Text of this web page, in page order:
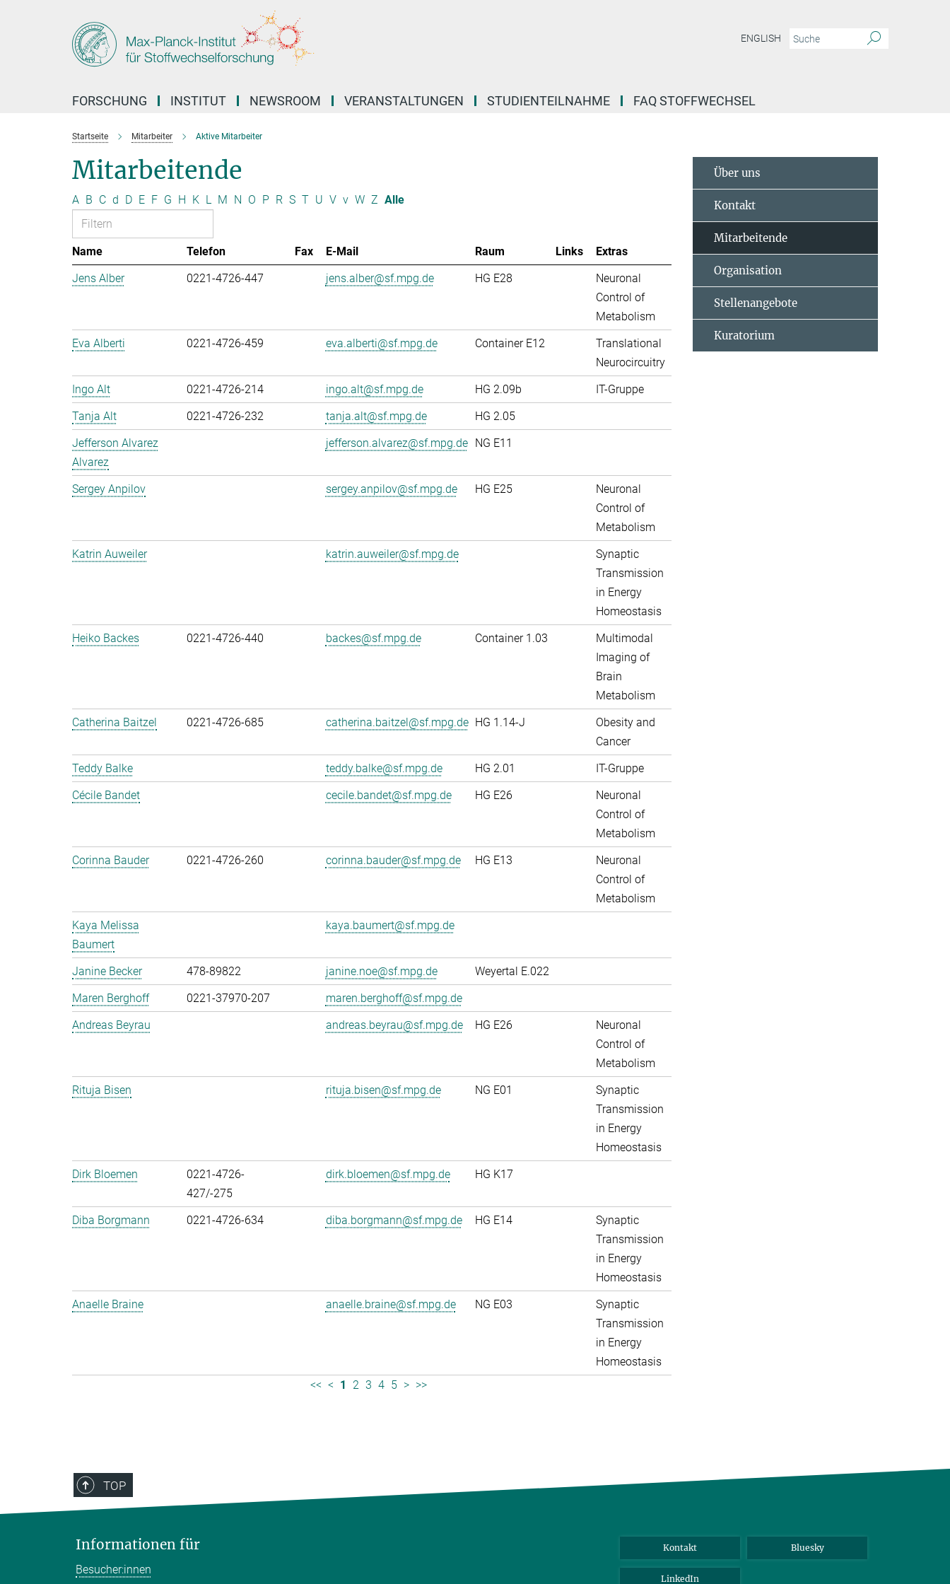
ENGLISH
FORSCHUNG INSTITUT NEWSROOM VERANSTALTUNGEN STUDIENTEILNAHME FAQ STOFFWECHSEL
Startseite Mitarbeiter Aktive Mitarbeiter
Mitarbeitende
A B C d D E F G H K L M N O P R S T U V v W Z Alle
Name Telefon Fax E-Mail Raum Links
Extras
Jens Alber
0221-4726-447 jens.alber@sf.mpg.de HG E28
Neuronal
Control of
Metabolism
Eva Alberti
0221-4726-459 eva.alberti@sf.mpg.de Container E12
Translational
Neurocircuitry
Ingo Alt
0221-4726-214 ingo.alt@sf.mpg.de HG 2.09b
IT-Gruppe
Tanja Alt
0221-4726-232 tanja.alt@sf.mpg.de
HG 2.05
Jefferson Alvarez
Alvarez
jefferson.alvarez@sf.mpg.de NG E11
Sergey Anpilov sergey.anpilov@sf.mpg.de HG E25
Neuronal
Control of
Metabolism
Katrin Auweiler
katrin.auweiler@sf.mpg.de
Synaptic
Transmission
in Energy
Homeostasis
Heiko Backes
0221-4726-440 backes@sf.mpg.de Container 1.03
Multimodal
Imaging of
Brain
Metabolism
Catherina Baitzel
0221-4726-685 catherina.baitzel@sf.mpg.de HG 1.14-J
Obesity and
Cancer
Teddy Balke
teddy.balke@sf.mpg.de HG 2.01
IT-Gruppe
Cécile Bandet
cecile.bandet@sf.mpg.de HG E26
Neuronal
Control of
Metabolism
Corinna Bauder
0221-4726-260 corinna.bauder@sf.mpg.de HG E13
Neuronal
Control of
Metabolism
Kaya Melissa
Baumert
kaya.baumert@sf.mpg.de
Janine Becker 478-89822 janine.noe@sf.mpg.de
Weyertal E.022
Maren Berghoff
0221-37970-207
maren.berghoff@sf.mpg.de
Andreas Beyrau
andreas.beyrau@sf.mpg.de HG E26
Neuronal
Control of
Metabolism
Rituja Bisen
rituja.bisen@sf.mpg.de NG E01
Synaptic
Transmission
in Energy
Homeostasis
Dirk Bloemen
0221-4726-
427/-275
dirk.bloemen@sf.mpg.de HG K17
Diba Borgmann 0221-4726-634 diba.borgmann@sf.mpg.de HG E14
Synaptic
Transmission
in Energy
Homeostasis
Anaelle Braine
anaelle.braine@sf.mpg.de NG E03
Synaptic
Transmission
in Energy
Homeostasis
<< < 1 2 3 4 5 > >>
Über uns
Kontakt
Mitarbeitende
Organisation
Stellenangebote
Kuratorium
TOP
Informationen für
Besucher:innen
Kontakt Bluesky
LinkedIn